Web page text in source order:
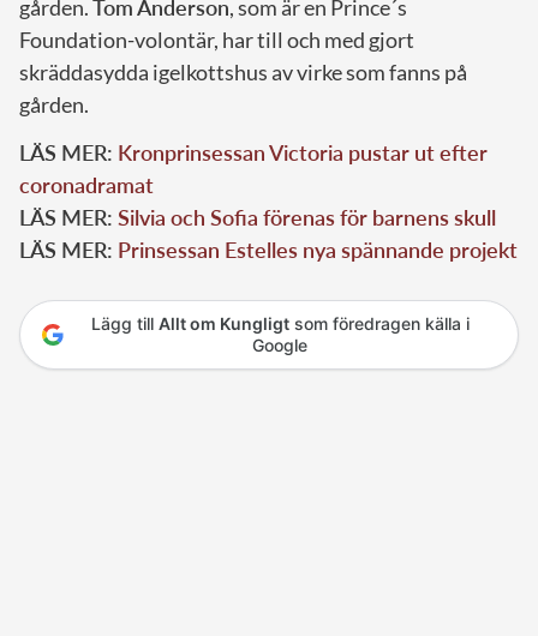
gården.Tom Anderson, som är en Prince´s
Foundation-volontär, har till och med gjort
skräddasydda igelkottshus av virke som fanns på
gården.
LÄS MER: Kronprinsessan Victoria pustar ut efter
coronadramat
LÄS MER: Silvia och Sofia förenas för barnens skull
LÄS MER: Prinsessan Estelles nya spännande projekt
Lägg till Allt om Kungligtsom föredragen källa i
Google